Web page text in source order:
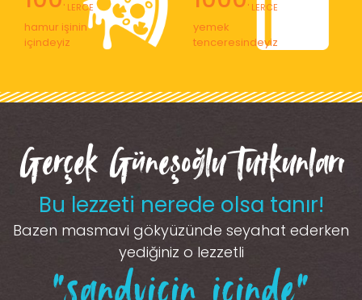
' LERCE
hamur işinin
içindeyiz
' LERCE
yemek
tenceresindeyiz
Gerçek Güneşoğlu Tutkunları
Bu lezzeti nerede olsa tanır!
Bazen masmavi gökyüzünde seyahat ederken
yediğiniz o lezzetli